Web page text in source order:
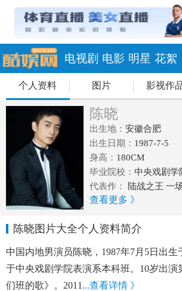
电视剧 电影 明星 花絮
个人资料 图片 影视作
陈晓
出生地： 安徽合肥
出生日期： 1987-7-5
身高： 180CM
毕业院校： 中央戏剧学
代表作：
陆战之王 一
雕侠侣 睡在我上铺的兄
查看更多 》
陈晓图片大全个人资料简介
中国内地男演员陈晓，1987年7月5日出生
于中央戏剧学院表演系本科班。10岁出演
们班的歌》。2011 ...查看详情 》